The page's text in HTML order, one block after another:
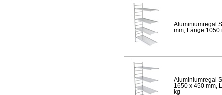
Aluminiumregal
mm, Länge 1050
Aluminiumregal
1650 x 450 mm,
kg